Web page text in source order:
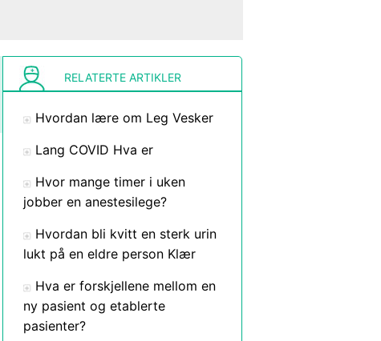
RELATERTE ARTIKLER
Hvordan lære om Leg Vesker
Lang COVID Hva er
Hvor mange timer i uken
jobber en anestesilege?
Hvordan bli kvitt en sterk urin
lukt på en eldre person Klær
Hva er forskjellene mellom en
ny pasient og etablerte
pasienter?